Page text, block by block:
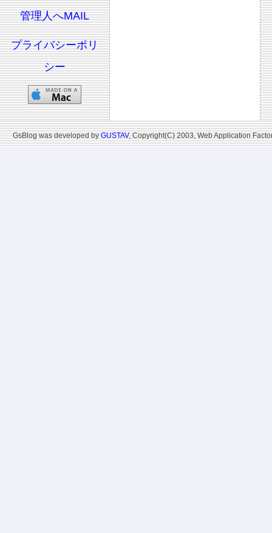
管理人へMAIL
プライバシーポリ
シー
GsBlog was developed byGUSTAV, Copyright(C) 2003, Web Application